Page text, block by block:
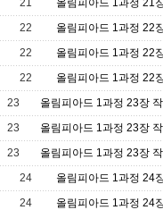
21
올림피아드 1과정 21
22
올림피아드 1과정 22
22
올림피아드 1과정 22
22
올림피아드 1과정 22
23
올림피아드 1과정 23장
23
올림피아드 1과정 23장
23
올림피아드 1과정 23장
24
올림피아드 1과정 24
24
올림피아드 1과정 24